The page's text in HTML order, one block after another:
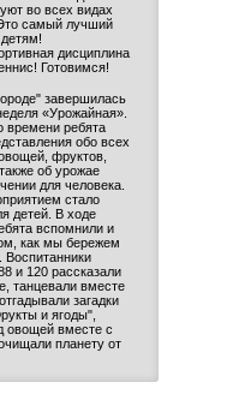
во всех видах
самый лучший
дисциплина
Готовимся!
завершилась
«Урожайная».
времени ребята
обо всех
фруктов,
об урожае
для человека.
стало
детей. В ходе
вспомнили и
как мы бережем
Воспитанники
и 120 рассказали
танцевали вместе
загадки
и ягоды",
овощей вместе с
планету от